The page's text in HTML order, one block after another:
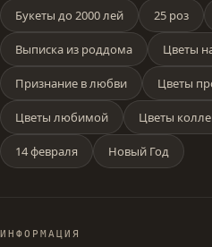
Букеты до 2000 лей 25 роз
Выписка из роддома Цветы
Признание в любви Цветы
Цветы любимой Цветы
14 февраля Новый Год
ИНФОРМАЦИЯ